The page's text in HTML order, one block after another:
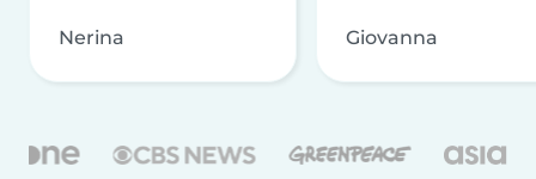
Nerina Giovanna